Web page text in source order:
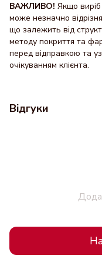
ВАЖЛИВО! Якщо
може незначно
що залежить від
методу покриття та
перед відправкою та
очікуванням клієнта.
Відгуки